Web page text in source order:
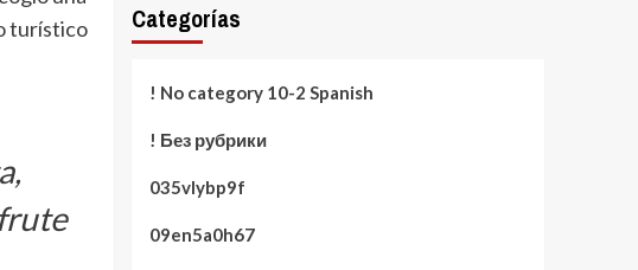
turístico
Categorías
! No category 10-2 Spanish
! Без рубрики
035vlybp9f
09en5a0h67